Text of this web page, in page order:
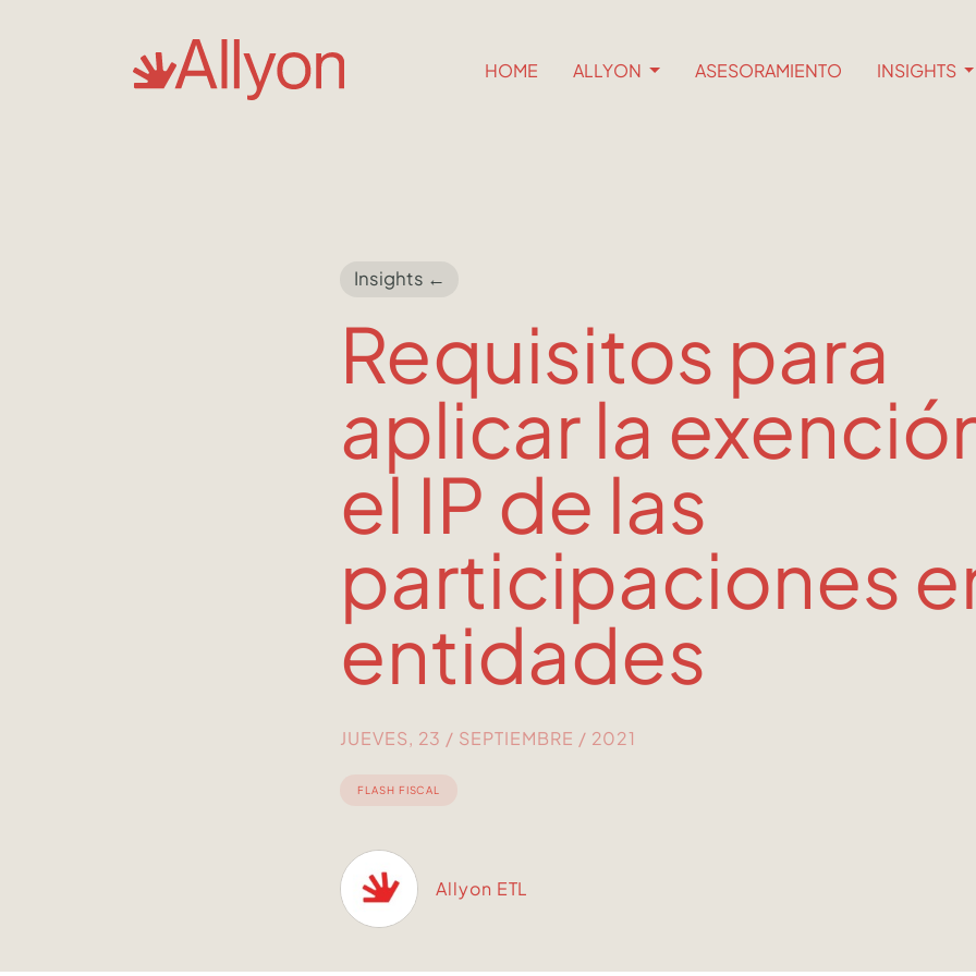
HOME ALLYON ASESORAMIENTO INSIGHTS
Insights ←
Requisitos para
aplicar la
el IP de las
participaciones
entidades
JUEVES, 23 / SEPTIEMBRE / 2021
FLASH FISCAL
Allyon ETL